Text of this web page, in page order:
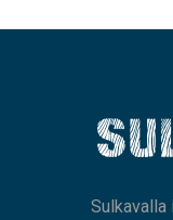
Sulkavalla